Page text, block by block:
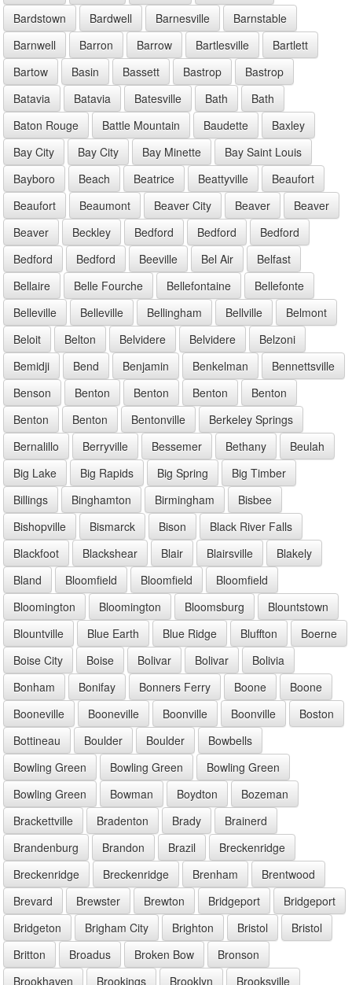
Bardstown
Bardwell Barnesville
Barnstable
Barnwell
Barron Barrow Bartlesville
Bartlett
Bartow
Basin Bassett Bastrop
Bastrop
Batavia
Batavia Batesville Bath
Bath
Baton Rouge
Battle Mountain Baudette
Baxley
Bay City
Bay City Bay Minette
Bay Saint Louis
Bayboro
Beach Beatrice Beattyville
Beaufort
Beaufort
Beaumont Beaver City Beaver
Beaver
Beaver
Beckley Bedford Bedford
Bedford
Bedford
Bedford Beeville Bel Air
Belfast
Bellaire
Belle Fourche Bellefontaine
Bellefonte
Belleville
Belleville Bellingham Bellville
Belmont
Beloit
Belton Belvidere Belvidere
Belzoni
Bemidji
Bend Benjamin Benkelman
Bennettsville
Benson
Benton Benton Benton
Benton
Benton
Benton Bentonville
Berkeley Springs
Bernalillo
Berryville Bessemer Bethany
Beulah
Big Lake
Big Rapids Big Spring
Big Timber
Billings
Binghamton Birmingham
Bisbee
Bishopville
Bismarck Bison
Black River Falls
Blackfoot
Blackshear Blair Blairsville
Blakely
Bland
Bloomfield Bloomfield
Bloomfield
Bloomington
Bloomington Bloomsburg
Blountstown
Blountville
Blue Earth Blue Ridge Bluffton
Boerne
Boise City
Boise Bolivar Bolivar
Bolivia
Bonham
Bonifay Bonners Ferry Boone
Boone
Booneville
Booneville Boonville Boonville
Boston
Bottineau
Boulder Boulder
Bowbells
Bowling Green
Bowling Green
Bowling Green
Bowling Green
Bowman Boydton
Bozeman
Brackettville
Bradenton Brady
Brainerd
Brandenburg
Brandon Brazil
Breckenridge
Breckenridge
Breckenridge Brenham
Brentwood
Brevard
Brewster Brewton Bridgeport
Bridgeport
Bridgeton
Brigham City Brighton Bristol
Bristol
Britton
Broadus Broken Bow
Bronson
Brookhaven
Brookings Brooklyn
Brooksville